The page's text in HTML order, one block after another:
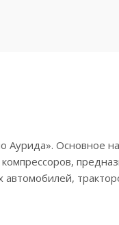
Аурида». Основное
автомобилей,